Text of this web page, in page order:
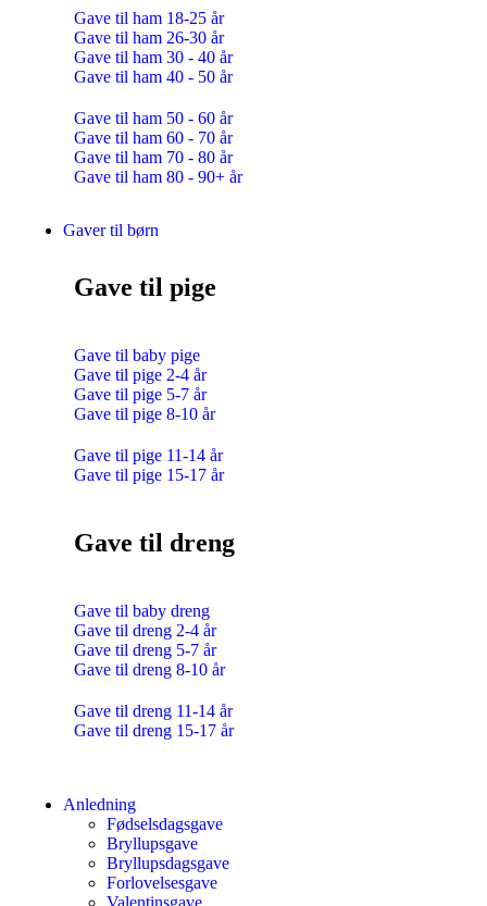
Gave til ham 18-25 år
Gave til ham 26-30 år
Gave til ham 30 - 40 år
Gave til ham 40 - 50 år
Gave til ham 50 - 60 år
Gave til ham 60 - 70 år
Gave til ham 70 - 80 år
Gave til ham 80 - 90+ år
Gaver til børn
Gave til pige
Gave til baby pige
Gave til pige 2-4 år
Gave til pige 5-7 år
Gave til pige 8-10 år
Gave til pige 11-14 år
Gave til pige 15-17 år
Gave til dreng
Gave til baby dreng
Gave til dreng 2-4 år
Gave til dreng 5-7 år
Gave til dreng 8-10 år
Gave til dreng 11-14 år
Gave til dreng 15-17 år
Anledning
Fødselsdagsgave
Bryllupsgave
Bryllupsdagsgave
Forlovelsesgave
Valentinsgave